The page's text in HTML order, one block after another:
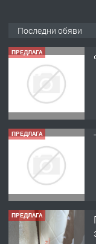
Последни обяви
ПРЕДЛАГА
ПРЕДЛАГА
ПРЕДЛАГА